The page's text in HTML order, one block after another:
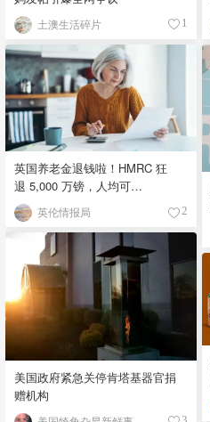
土澳生活碎片 1
英国养老金退钱啦！HMRC 狂
退 5,000 万镑，人均可
领 £4,000！
英伦情报局 2
美国政府紧急关停肯塔基器官捐
赠机构
3